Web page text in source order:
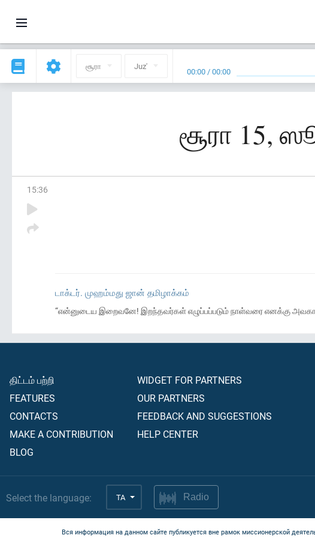
சூரா Juz' 00:00 /00:00
சூரா 15,
15:36
டாக்டர். முஹம்மது ஜான் தமிழாக்கம்
“என்னுடைய இறைவனே! இறந்தவர்கள் எழுப்பப்படும் நாள்வரை எனக்கு
திட்டம் பற்றி
FEATURES
CONTACTS
MAKE A CONTRIBUTION
BLOG
WIDGET FOR PARTNERS
OUR PARTNERS
FEEDBACK AND SUGGESTIONS
HELP CENTER
Select the language: TA Radio
Вся информация на данном сайте публикуется вне рамок миссионерской